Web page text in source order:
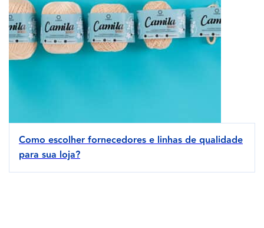
Como escolher fornecedores e linhas de qualidade
para sua loja?